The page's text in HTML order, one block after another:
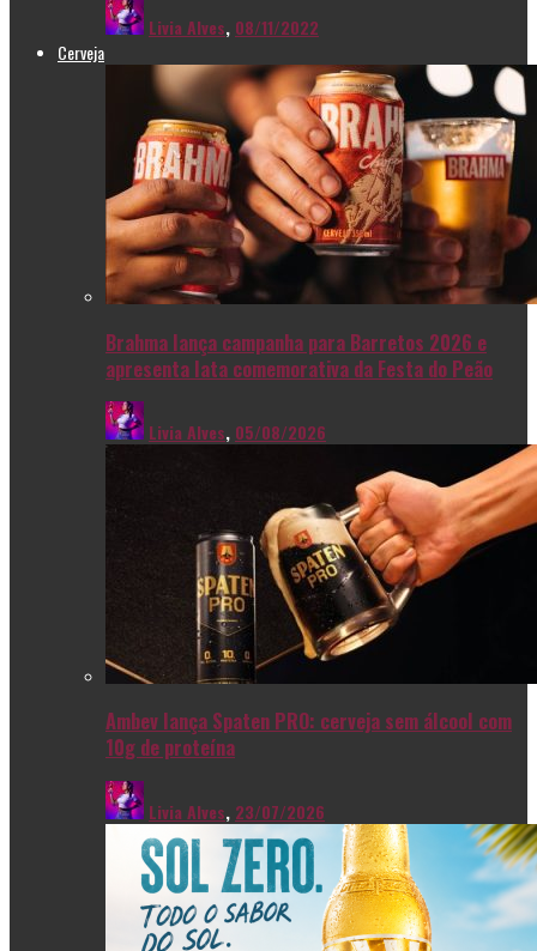
Livia Alves, 08/11/2022
Cerveja
Brahma lança campanha para Barretos 2026 e
apresenta lata comemorativa da Festa do Peão
Livia Alves, 05/08/2026
Ambev lança Spaten PRO: cerveja sem álcool com
10g de proteína
Livia Alves, 23/07/2026